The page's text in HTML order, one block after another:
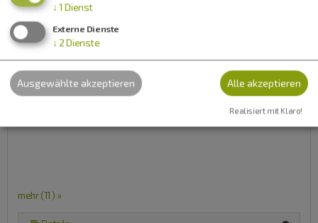
mehr (11 ) »
heute ab
↓ 1 Dienst
Externe Dienste
↓ 2 Dienste
Ausgewählte akzeptieren Alle akzeptieren
Realisiert mit Klaro!